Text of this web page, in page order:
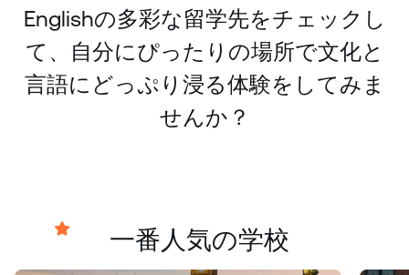
Englishの多彩な留学先をチェックし
て、自分にぴったりの場所で文化と
言語にどっぷり浸る体験をしてみま
せんか？
一番人気の学校